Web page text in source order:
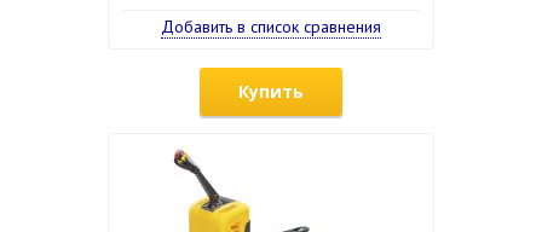
Добавить в список сравнения
Купить